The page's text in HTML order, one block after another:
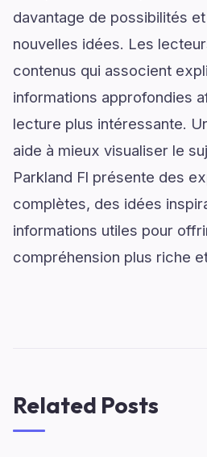
davantage de possibilités
nouvelles idées. Les
contenus qui associent
informations approfondies
lecture plus intéressante.
aide à mieux visualiser le
Parkland Fl présente des
complètes, des idées
informations utiles pour
compréhension plus riche
Related Posts